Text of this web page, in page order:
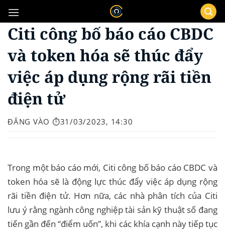
qua
nội
dung
Citi công bố báo cáo CBDC
và token hóa sẽ thúc đẩy
việc áp dụng rộng rãi tiền
điện tử
ĐĂNG VÀO ⏱️31/03/2023, 14:30
Trong một báo cáo mới, Citi công bố báo cáo CBDC và
token hóa sẽ là động lực thúc đẩy việc áp dụng rộng
rãi tiền điện tử. Hơn nữa, các nhà phân tích của Citi
lưu ý rằng ngành công nghiệp tài sản kỹ thuật số đang
tiến gần đến “điểm uốn”, khi các khía cạnh này tiếp tục